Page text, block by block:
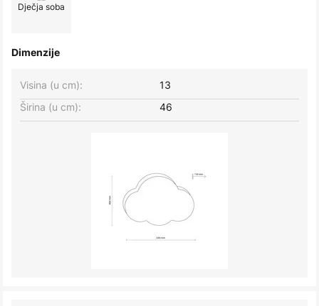
Dječja soba
Dimenzije
Širina (u cm): 46
Visina (u cm): 13